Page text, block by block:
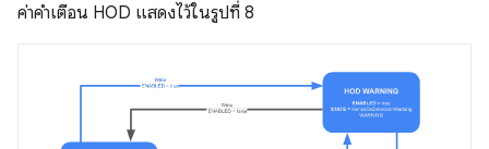
ค่าคำเตือน HOD แสดงไว้ในรูปที่ 8